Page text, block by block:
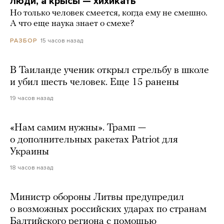
Но только человек смеется, когда ему не смешно.
А что еще наука знает о смехе?
РАЗБОР 15 часов назад
В Таиланде ученик открыл стрельбу в школе
и убил шесть человек. Еще 15 ранены
19 часов назад
«Нам самим нужны». Трамп —
о дополнительных ракетах Patriot для
Украины
18 часов назад
Министр обороны Литвы предупредил
о возможных российских ударах по странам
Балтийского региона с помощью